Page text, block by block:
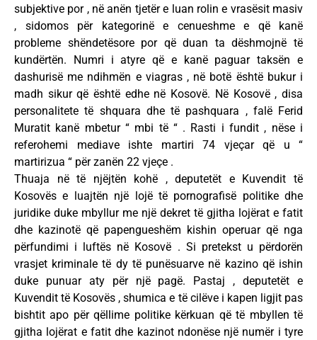
subjektive por , në anën tjetër e luan rolin e vrasësit masiv
, sidomos për kategorinë e cenueshme e që kanë
probleme shëndetësore por që duan ta dëshmojnë të
kundërtën. Numri i atyre që e kanë paguar taksën e
dashurisë me ndihmën e viagras , në botë është bukur i
madh sikur që është edhe në Kosovë. Në Kosovë , disa
personalitete të shquara dhe të pashquara , falë Ferid
Muratit kanë mbetur “ mbi të “ . Rasti i fundit , nëse i
referohemi mediave ishte martiri 74 vjeçar që u “
martirizua “ për zanën 22 vjeçe .
Thuaja në të njëjtën kohë , deputetët e Kuvendit të
Kosovës e luajtën një lojë të pornografisë politike dhe
juridike duke mbyllur me një dekret të gjitha lojërat e fatit
dhe kazinotë që papengueshëm kishin operuar që nga
përfundimi i luftës në Kosovë . Si pretekst u përdorën
vrasjet kriminale të dy të punësuarve në kazino që ishin
duke punuar aty për një pagë. Pastaj , deputetët e
Kuvendit të Kosovës , shumica e të cilëve i kapen ligjit pas
bishtit apo për qëllime politike kërkuan që të mbyllen të
gjitha lojërat e fatit dhe kazinot ndonëse një numër i tyre